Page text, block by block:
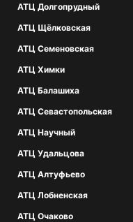
АТЦ Долгопрудный
АТЦ Щёлковская
АТЦ Семеновская
АТЦ Химки
АТЦ Балашиха
АТЦ Севастопольская
АТЦ Научный
АТЦ Удальцова
АТЦ Алтуфьево
АТЦ Лобненская
АТЦ Очаково